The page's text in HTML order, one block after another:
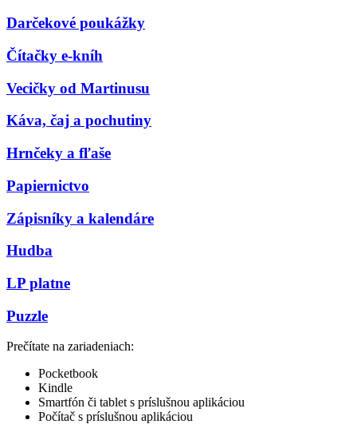
Darčekové poukážky
Čítačky e-kníh
Vecičky od Martinusu
Káva, čaj a pochutiny
Hrnčeky a fľaše
Papiernictvo
Zápisníky a kalendáre
Hudba
LP platne
Puzzle
Prečítate na zariadeniach:
Pocketbook
Kindle
Smartfón či tablet s príslušnou aplikáciou
Počítač s príslušnou aplikáciou